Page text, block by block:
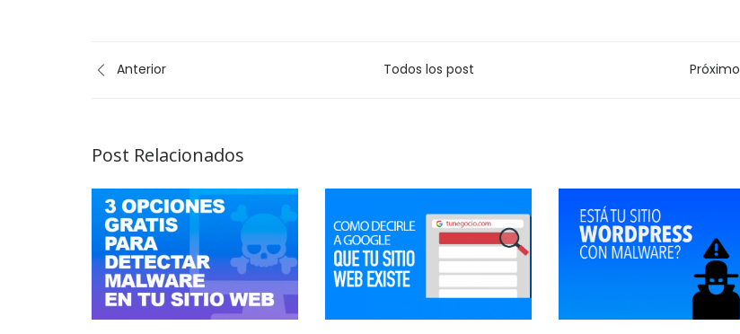
Anterior Todos los post Próximo
Post Relacionados